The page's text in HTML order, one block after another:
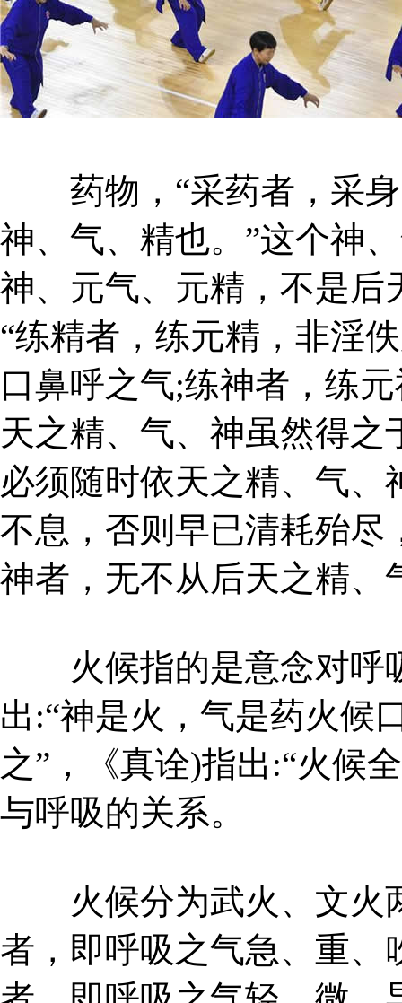
药物，“采药者，采身
神、气、精也。”这个神
神、元气、元精，不是后
“练精者，练元精，非淫
口鼻呼之气;练神者，练
天之精、气、神虽然得
必须随时依天之精、气
不息，否则早已清耗殆尽
神者，无不从后天之精、
火候指的是意念对呼
出:“神是火，气是药火候
之”，《真诠)指出:“火候
与呼吸的关系。
火候分为武火、文火
者，即呼吸之气急、重、